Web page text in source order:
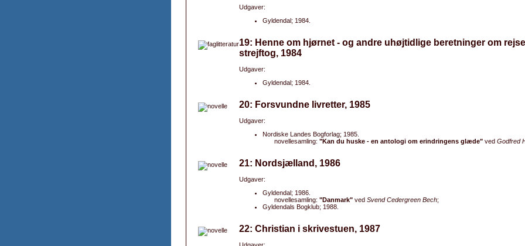
Udgaver:
Gyldendal; 1984.
19: Henne om hjørnet - og andre uhøjtidlige beretninger om
strejftog, 1984
Udgaver:
Gyldendal; 1984.
20: Forsvundne livretter, 1985
Udgaver:
Nordiske Landes Bogforlag; 1985.
novellesamling: "Kan du huske - en antologi om erindringens glæde" ved Godfred
21: Nordsjælland, 1986
Udgaver:
Gyldendal; 1986.
novellesamling: "Danmark" ved Svend Cedergreen Bech;
Gyldendals Bogklub; 1988.
22: Christian i skrivestuen, 1987